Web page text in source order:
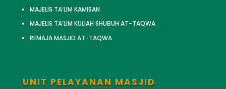
MAJELIS TA’LIM KAMISAN
MAJELIS TA’LIM KULIAH SHUBUH AT-TAQWA
REMAJA MASJID AT-TAQWA
UNIT PELAYANAN MASJID